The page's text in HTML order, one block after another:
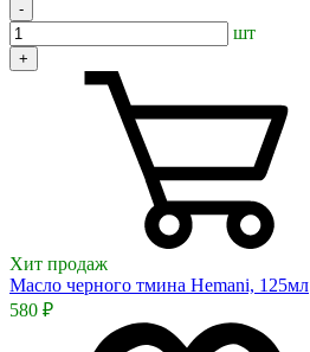
-
шт
+
Хит продаж
Масло черного тмина Hemani, 125мл
580 ₽